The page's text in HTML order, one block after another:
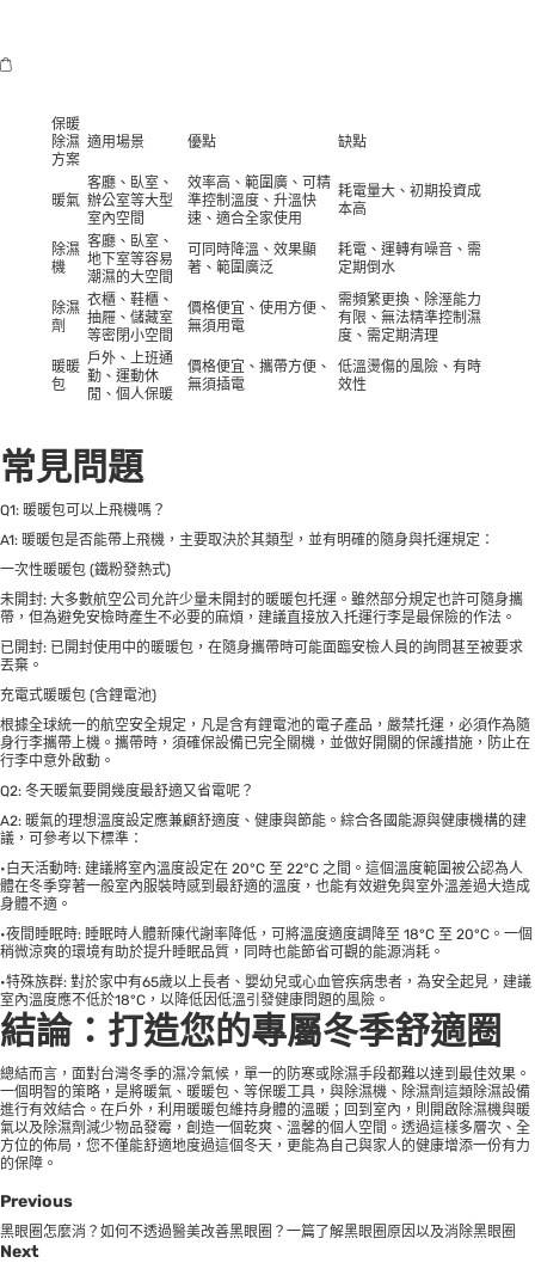
保暖
除濕
方案
適用場景 優點 缺點
暖氣
客廳、臥室、
辦公室等大型
室內空間
效率高、範圍廣、可精
準控制溫度、升溫快
速、適合全家使用
耗電量大、初期投資成
本高
除濕
機
客廳、臥室、
地下室等容易
潮濕的大空間
可同時降溫、效果顯
著、範圍廣泛
耗電、運轉有噪音、需
定期倒水
除濕
劑
衣櫃、鞋櫃、
抽屜、儲藏室
等密閉小空間
價格便宜、使用方便、
無須用電
需頻繁更換、除溼能力
有限、無法精準控制濕
度、需定期清理
暖暖
包
戶外、上班通
勤、運動休
閒、個人保暖
價格便宜、攜帶方便、
無須插電
低溫燙傷的風險、有時
效性
常見問題
Q1: 暖暖包可以上飛機嗎？
A1: 暖暖包是否能帶上飛機，主要取決於其類型，並有明確的隨身與托運規定：
一次性暖暖包 (鐵粉發熱式)
未開封: 大多數航空公司允許少量未開封的暖暖包托運。雖然部分規定也許可隨身攜
帶，但為避免安檢時產生不必要的麻煩，建議直接放入托運行李是最保險的作法。
已開封: 已開封使用中的暖暖包，在隨身攜帶時可能面臨安檢人員的詢問甚至被要求
丟棄。
充電式暖暖包 (含鋰電池)
根據全球統一的航空安全規定，凡是含有鋰電池的電子產品，嚴禁托運，必須作為隨
身行李攜帶上機。攜帶時，須確保設備已完全關機，並做好開關的保護措施，防止在
行李中意外啟動。
Q2: 冬天暖氣要開幾度最舒適又省電呢？
A2: 暖氣的理想溫度設定應兼顧舒適度、健康與節能。綜合各國能源與健康機構的建
議，可參考以下標準：
•白天活動時: 建議將室內溫度設定在 20°C 至 22°C 之間。這個溫度範圍被公認為人
體在冬季穿著一般室內服裝時感到最舒適的溫度，也能有效避免與室外溫差過大造成
身體不適。
•夜間睡眠時: 睡眠時人體新陳代謝率降低，可將溫度適度調降至 18°C 至 20°C。一個
稍微涼爽的環境有助於提升睡眠品質，同時也能節省可觀的能源消耗。
•特殊族群: 對於家中有65歲以上長者、嬰幼兒或心血管疾病患者，為安全起見，建議
室內溫度應不低於18°C，以降低因低溫引發健康問題的風險。
結論：打造您的專屬冬季舒適圈
總結而言，面對台灣冬季的濕冷氣候，單一的防寒或除濕手段都難以達到最佳效果。
一個明智的策略，是將暖氣、暖暖包、等保暖工具，與除濕機、除濕劑這類除濕設備
進行有效結合。在戶外，利用暖暖包維持身體的溫暖；回到室內，則開啟除濕機與暖
氣以及除濕劑減少物品發霉，創造一個乾爽、溫馨的個人空間。透過這樣多層次、全
方位的佈局，您不僅能舒適地度過這個冬天，更能為自己與家人的健康增添一份有力
的保障。
Previous
黑眼圈怎麼消？如何不透過醫美改善黑眼圈？一篇了解黑眼圈原因以及消除黑眼圈
Next